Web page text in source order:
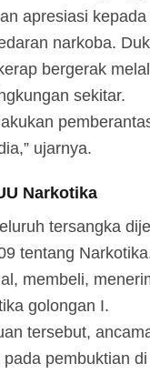
apresiasi
narkoba.
bergerak
sekitar.
ujarnya.
Narkotika
tersangka
tentang
membeli,
golongan I.
tersebut,
pembuktian